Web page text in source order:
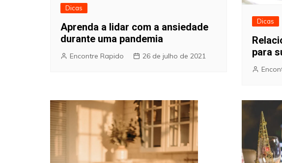
Dicas
Aprenda a lidar com a ansiedade
durante uma pandemia
Encontre Rapido 26 de julho de 2021
Dicas
para